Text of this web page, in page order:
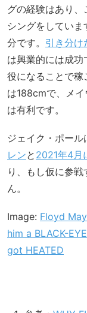
グの経験はあり
シングをしてい
分です。 引き分け
は興業的には成
役になることで
は188cmで、メ
は有利です。
ジェイク・ポー
レンと 2021年4月
り、もし仮に参
ん。
Image: Floyd
him a BLACK-
got HEATED